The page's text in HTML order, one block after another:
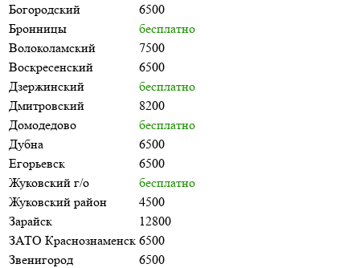
Богородский
6500
Бронницы
бесплатно
Волоколамский
7500
Воскресенский
6500
Дзержинский
бесплатно
Дмитровский
8200
Домодедово
бесплатно
Дубна
6500
Егорьевск
6500
Жуковский г/о
бесплатно
Жуковский район
4500
Зарайск
12800
ЗАТО Краснознаменск 6500
Звенигород
6500